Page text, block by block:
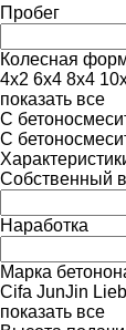
Пробег
Колесная
4x2 6x4 8x4
показать все
С
С
Собственный
Наработка
Марка
Cifa JunJin
показать все